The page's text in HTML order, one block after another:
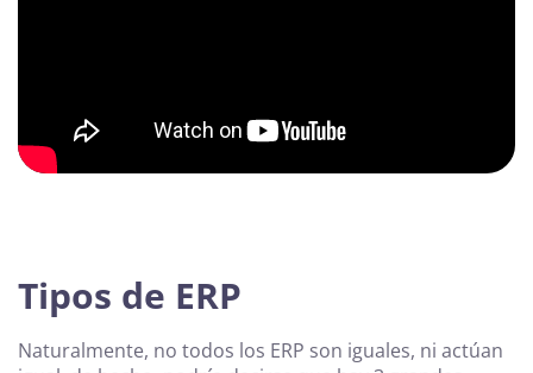
Tipos de ERP
Naturalmente, no todos los ERP son iguales, ni actúan